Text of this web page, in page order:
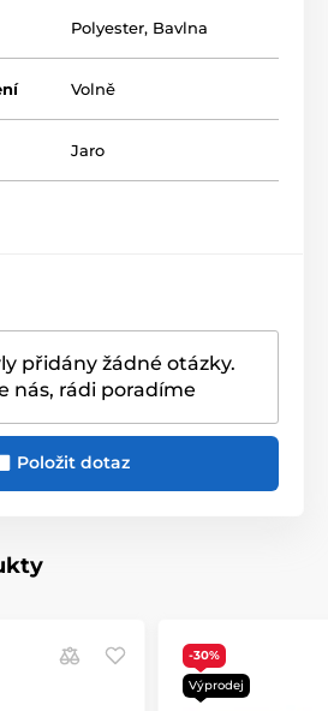
Polyester, Bavlna
Volně
Jaro
přidány žádné otázky.
nás, rádi poradíme
Položit dotaz
-30%
Výprodej